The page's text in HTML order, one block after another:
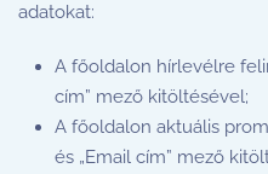
adatokat:
A főoldalon hírlevélre
cím” mező kitöltésével;
A főoldalon aktuális
és „Email cím” mező